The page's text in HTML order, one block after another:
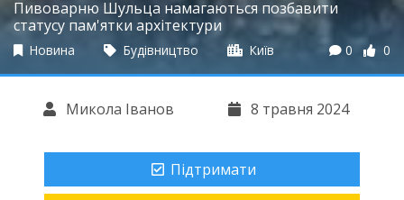
Пивоварню Шульца намагаються позбавити
статусу пам'ятки архітектури
Новина Будівництво Київ 0 0
Микола Іванов 8 травня 2024
Підтримати